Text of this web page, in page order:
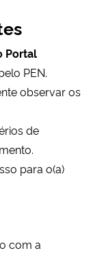
Portal
PEN.
observar os
de
para o(a)
com a